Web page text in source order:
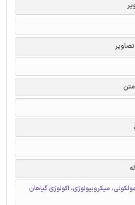
میکروبیولوژی، اکولوژی گیاهان